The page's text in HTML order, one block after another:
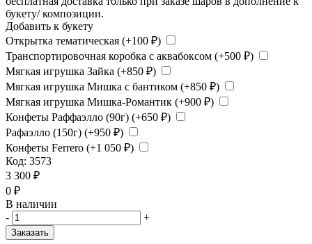
букету/ композиции.
Добавить к букету
Открытка тематическая (+100 ₽)
Транспортировочная коробка с аквабоксом (+500 ₽)
Мягкая игрушка Зайка (+850 ₽)
Мягкая игрушка Мишка с бантиком (+850 ₽)
Мягкая игрушка Мишка-Романтик (+900 ₽)
Конфеты Раффаэлло (90г) (+650 ₽)
Рафаэлло (150г) (+950 ₽)
Конфеты Ferrero (+1 050 ₽)
Код: 3573
3 300 ₽
0 ₽
В наличии
-
+
Заказать